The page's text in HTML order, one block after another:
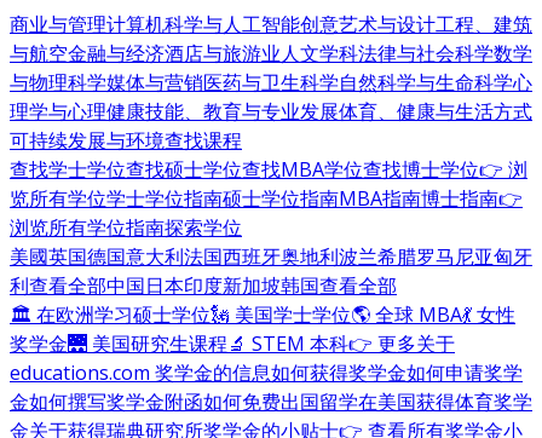
商业与管理计算机科学与人工智能创意艺术与设计工程、建筑
与航空金融与经济酒店与旅游业人文学科法律与社会科学数学
与物理科学媒体与营销医药与卫生科学自然科学与生命科学心
理学与心理健康技能、教育与专业发展体育、健康与生活方式
可持续发展与环境查找课程
查找学士学位查找硕士学位查找MBA学位查找博士学位👉 浏
览所有学位学士学位指南硕士学位指南MBA指南博士指南👉
浏览所有学位指南探索学位
美國英国德国意大利法国西班牙奥地利波兰希腊罗马尼亚匈牙
利查看全部中国日本印度新加坡韩国查看全部
🏛 在欧洲学习硕士学位🗽 美国学士学位🌎 全球 MBA💃 女性
奖学金🌉 美国研究生课程🔬 STEM 本科👉 更多关于
educations.com 奖学金的信息如何获得奖学金如何申请奖学
金如何撰写奖学金附函如何免费出国留学在美国获得体育奖学
金关于获得瑞典研究所奖学金的小贴士👉 查看所有奖学金小